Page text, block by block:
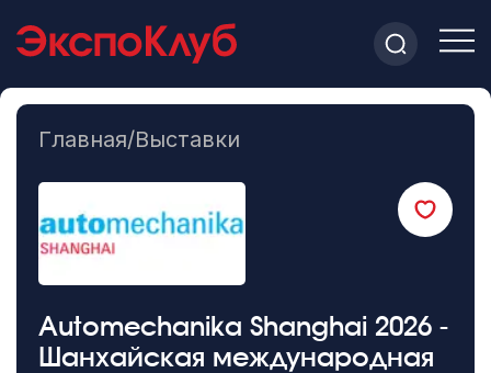
Главная/Выставки
Automechanika Shanghai 2026 -
Шанхайская международная